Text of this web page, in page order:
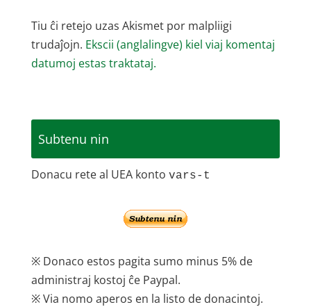
Tiu ĉi retejo uzas Akismet por malpliigi
trudaĵojn. Ekscii (anglalingve) kiel viaj komentaj
datumoj estas traktataj.
Subtenu nin
Donacu rete al UEA konto vars-t
※ Donaco estos pagita sumo minus 5% de
administraj kostoj ĉe Paypal.
※ Via nomo aperos en la listo de donacintoj.